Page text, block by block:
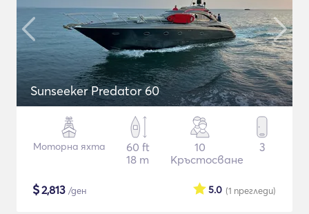
Sunseeker Predator 60
Моторна яхта
60 ft
18 m
10
Кръстосване
3
$2,813 /ден (1 прегледи)
5.0